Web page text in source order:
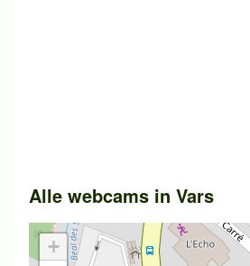
Alle webcams in Vars
+